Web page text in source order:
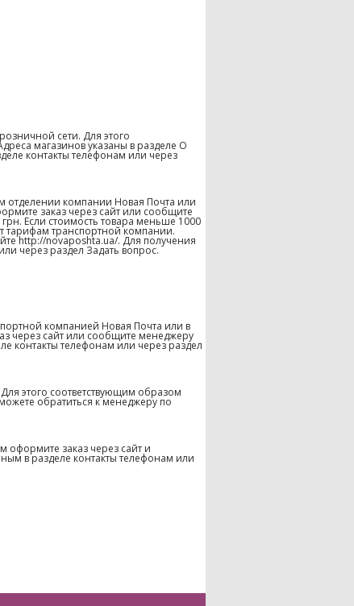
сети. Для этого
магазинов указаны в разделе О
контакты телефонам или через
отделении компании Новая Почта или
заказ через сайт или сообщите
Если стоимость товара меньше 1000
тарифам транспортной компании.
http://novaposhta.ua/. Для получения
через раздел Задать вопрос.
компанией Новая Почта или в
через сайт или сообщите менеджеру
контакты телефонам или через раздел
этого соответствующим образом
обратиться к менеджеру по
оформите заказ через сайт и
в разделе контакты телефонам или